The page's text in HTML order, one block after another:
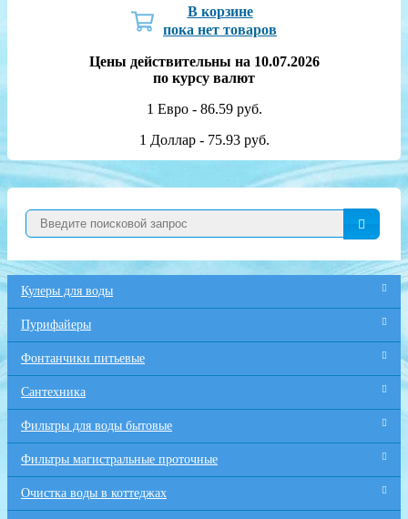
В корзине
пока нет товаров
Цены действительны на 10.07.2026
по курсу валют
1 Евро - 86.59 руб.
1 Доллар - 75.93 руб.
Кулеры для воды
Пурифайеры
Фонтанчики питьевые
Сантехника
Фильтры для воды бытовые
Фильтры магистральные проточные
Очистка воды в коттеджах